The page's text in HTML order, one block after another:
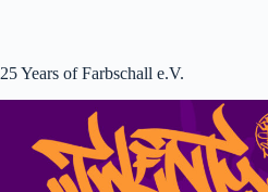
25 Years of Farbschall e.V.